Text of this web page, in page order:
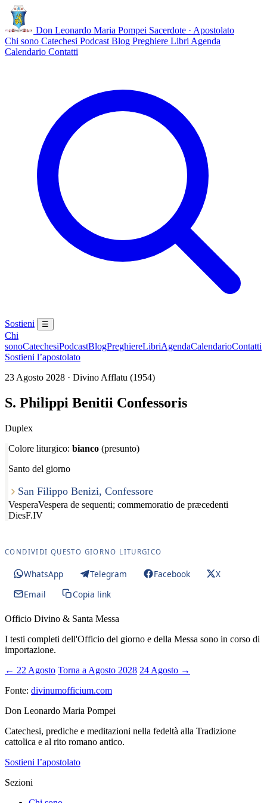
Don Leonardo Maria Pompei Sacerdote · Apostolato
Chi sono Catechesi Podcast Blog Preghiere Libri Agenda
Calendario Contatti
Sostieni ☰
Chi
sonoCatechesiPodcastBlogPreghiereLibriAgendaCalendarioContatti
Sostieni l’apostolato
23 Agosto 2028 · Divino Afflatu (1954)
S. Philippi Benitii Confessoris
Duplex
Colore liturgico: bianco (presunto)
Santo del giorno
San Filippo Benizi, Confessore
VesperaVespera de sequenti; commemoratio de præcedenti
DiesF.IV
CONDIVIDI QUESTO GIORNO LITURGICO
WhatsApp Telegram Facebook
X
Email
Copia link
Officio Divino & Santa Messa
I testi completi dell'Officio del giorno e della Messa sono in corso di
importazione.
← 22 Agosto Torna a Agosto 2028 24 Agosto →
Fonte: divinumofficium.com
Don Leonardo Maria Pompei
Catechesi, prediche e meditazioni nella fedeltà alla Tradizione
cattolica e al rito romano antico.
Sostieni l’apostolato
Sezioni